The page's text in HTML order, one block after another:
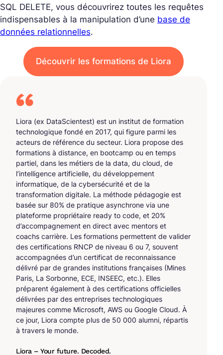
SQL DELETE, vous découvrirez toutes les requêtes
indispensables à la manipulation d’une base de
données relationnelles.
Découvrir les formations de Liora
Liora (ex DataScientest) est un institut de formation
technologique fondé en 2017, qui figure parmi les
acteurs de référence du secteur. Liora propose des
formations à distance, en bootcamp ou en temps
partiel, dans les métiers de la data, du cloud, de
l’intelligence artificielle, du développement
informatique, de la cybersécurité et de la
transformation digitale. La méthode pédagogie est
basée sur 80% de pratique asynchrone via une
plateforme propriétaire ready to code, et 20%
d’accompagnement en direct avec mentors et
coachs carrière. Les formations permettent de valider
des certifications RNCP de niveau 6 ou 7, souvent
accompagnées d’un certificat de reconnaissance
délivré par de grandes institutions françaises (Mines
Paris, La Sorbonne, ECE, INSEEC, etc.). Elles
préparent également à des certifications officielles
délivrées par des entreprises technologiques
majeures comme Microsoft, AWS ou Google Cloud. À
ce jour, Liora compte plus de 50 000 alumni, répartis
à travers le monde.
Liora – Your future. Decoded.